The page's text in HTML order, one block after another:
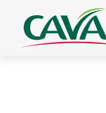
Panneau de gestion